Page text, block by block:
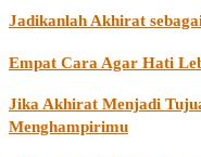
Jadikanlah Akhirat
Empat Cara Agar Hati
Jika Akhirat Menjadi
Menghampirimu